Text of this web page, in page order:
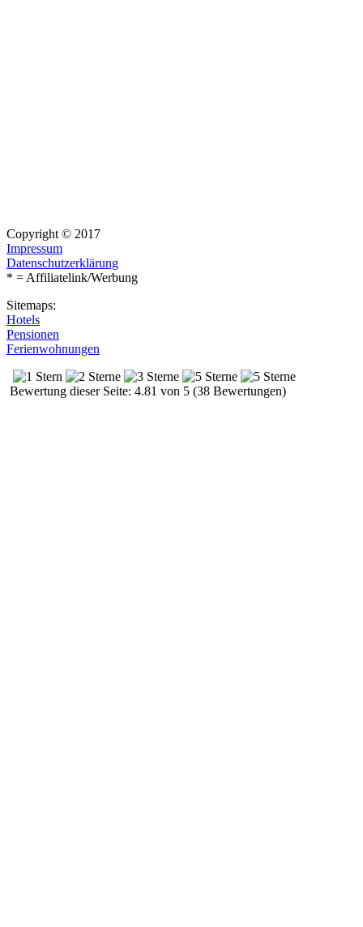
Copyright © 2017
Impressum
Datenschutzerklärung
* = Affiliatelink/Werbung
Sitemaps:
Hotels
Pensionen
Ferienwohnungen
Bewertung dieser Seite: 4.81 von 5 (38 Bewertungen)